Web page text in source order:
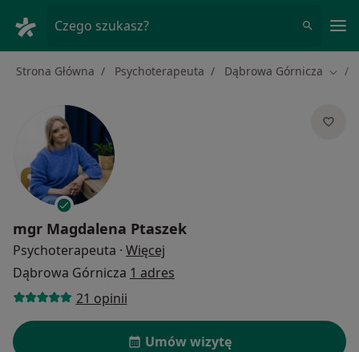
Czego szukasz?
Strona Główna Psychoterapeuta Dąbrowa Górnicza
mgr Magdalena Ptaszek
Psychoterapeuta · Więcej
Dąbrowa Górnicza 1 adres
21 opinii
Umów wizytę